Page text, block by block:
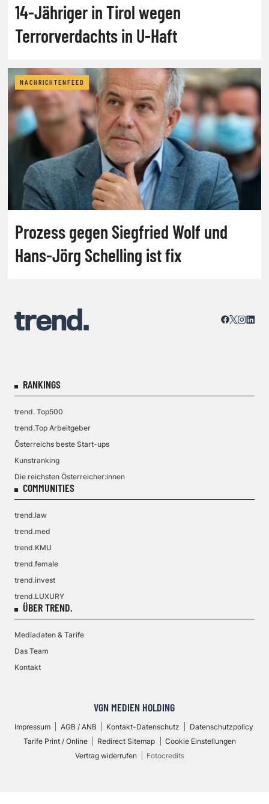
14-Jähriger in Tirol wegen
Terrorverdachts in U-Haft
NACHRICHTENFEED
Prozess gegen Siegfried Wolf und
Hans-Jörg Schelling ist fix
RANKINGS
trend. Top500
trend.Top Arbeitgeber
Österreichs beste Start-ups
Kunstranking
Die reichsten Österreicher:innen
COMMUNITIES
trend.law
trend.med
trend.KMU
trend.female
trend.invest
trend.LUXURY
ÜBER TREND.
Mediadaten & Tarife
Das Team
Kontakt
VGN MEDIEN HOLDING
Impressum AGB / ANB Kontakt-Datenschutz
Datenschutzpolicy
Tarife Print / Online
Redirect Sitemap
Cookie Einstellungen
Vertrag widerrufen
Fotocredits